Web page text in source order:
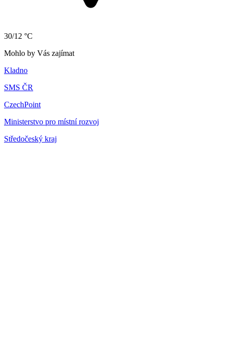
30/12 °C
Mohlo by Vás zajímat
Kladno
SMS ČR
CzechPoint
Ministerstvo pro místní rozvoj
Středočeský kraj